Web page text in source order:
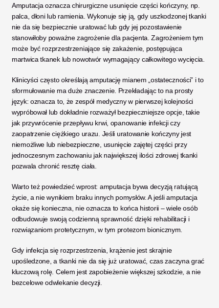
Amputacja oznacza chirurgiczne usunięcie części kończyny, np.
palca, dłoni lub ramienia. Wykonuje się ją, gdy uszkodzonej tkanki
nie da się bezpiecznie uratować lub gdy jej pozostawienie
stanowiłoby poważne zagrożenie dla pacjenta. Zagrożeniem tym
może być rozprzestrzeniające się zakażenie, postępująca
martwica tkanek lub nowotwór wymagający całkowitego wycięcia.
Klinicyści często określają amputację mianem „ostateczności” i to
sformułowanie ma duże znaczenie. Przekładając to na prosty
język: oznacza to, że zespół medyczny w pierwszej kolejności
wypróbował lub dokładnie rozważył bezpieczniejsze opcje, takie
jak przywrócenie przepływu krwi, opanowanie infekcji czy
zaopatrzenie ciężkiego urazu. Jeśli uratowanie kończyny jest
niemożliwe lub niebezpieczne, usunięcie zajętej części przy
jednoczesnym zachowaniu jak największej ilości zdrowej tkanki
pozwala chronić resztę ciała.
Warto też powiedzieć wprost: amputacja bywa decyzją ratującą
życie, a nie wynikiem braku innych pomysłów. A jeśli amputacja
okaże się konieczna, nie oznacza to końca historii – wiele osób
odbudowuje swoją codzienną sprawność dzięki rehabilitacji i
rozwiązaniom protetycznym, w tym protezom bionicznym.
Gdy infekcja się rozprzestrzenia, krążenie jest skrajnie
upośledzone, a tkanki nie da się już uratować, czas zaczyna grać
kluczową rolę. Celem jest zapobieżenie większej szkodzie, a nie
bezcelowe odwlekanie decyzji.